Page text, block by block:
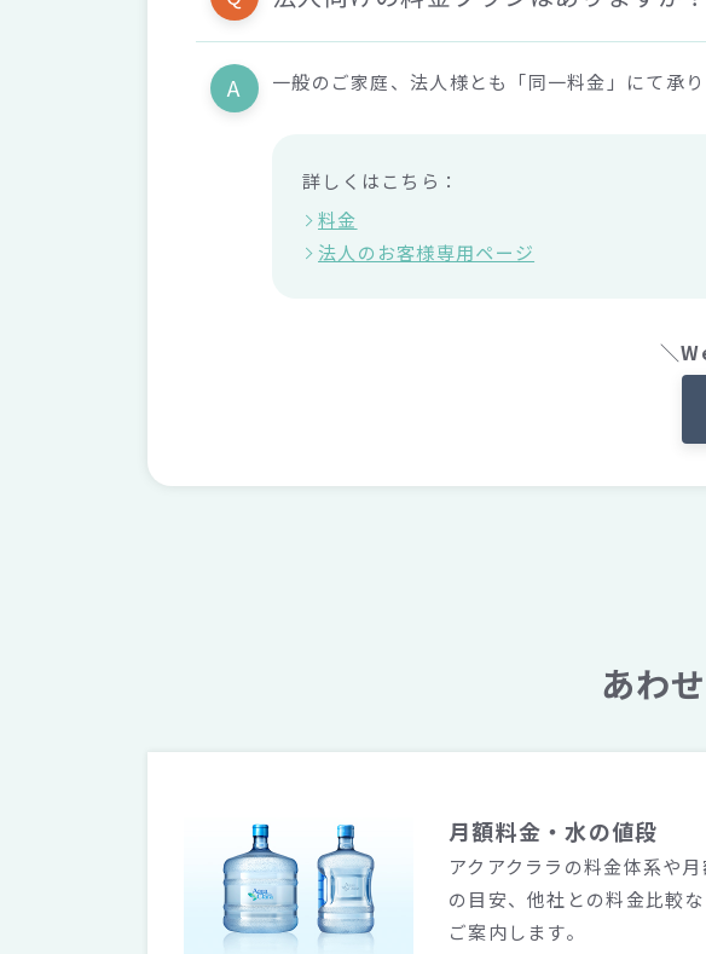
A 一般のご家庭、法人様とも「同一料金」にて承り
詳しくはこちら：
料金
法人のお客様専用ページ
＼
あわ
月額料金・水の値段
アクアクララの料金体系や
の目安、他社との料金比較な
ご案内します。